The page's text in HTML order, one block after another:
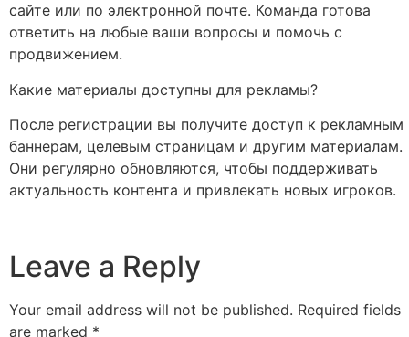
сайте или по электронной почте. Команда готова
ответить на любые ваши вопросы и помочь с
продвижением.
Какие материалы доступны для рекламы?
После регистрации вы получите доступ к рекламным
баннерам, целевым страницам и другим материалам.
Они регулярно обновляются, чтобы поддерживать
актуальность контента и привлекать новых игроков.
Leave a Reply
Your email address will not be published. Required fields
are marked *